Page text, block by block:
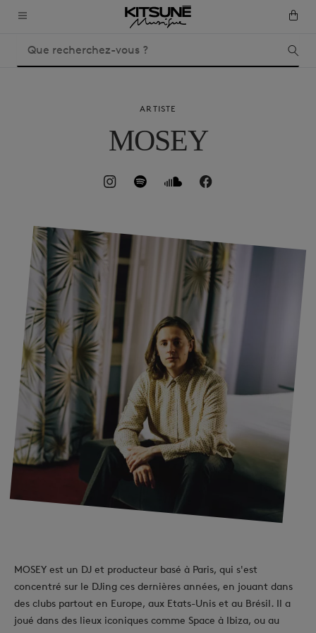
ARTISTE
MOSEY
MOSEY est un DJ et producteur basé à Paris, qui s'est
concentré sur le DJing ces dernières années, en jouant dans
des clubs partout en Europe, aux Etats-Unis et au Brésil. Il a
joué dans des lieux iconiques comme Space à Ibiza, ou au